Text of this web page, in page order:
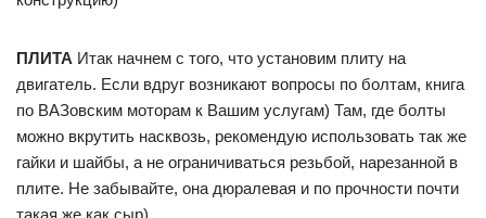
ПЛИТА Итак начнем с того, что установим плиту на
двигатель. Если вдруг возникают вопросы по болтам, книга
по ВАЗовским моторам к Вашим услугам) Там, где болты
можно вкрутить насквозь, рекомендую использовать так же
гайки и шайбы, а не ограничиваться резьбой, нарезанной в
плите. Не забывайте, она дюралевая и по прочности почти
такая же как сыр)